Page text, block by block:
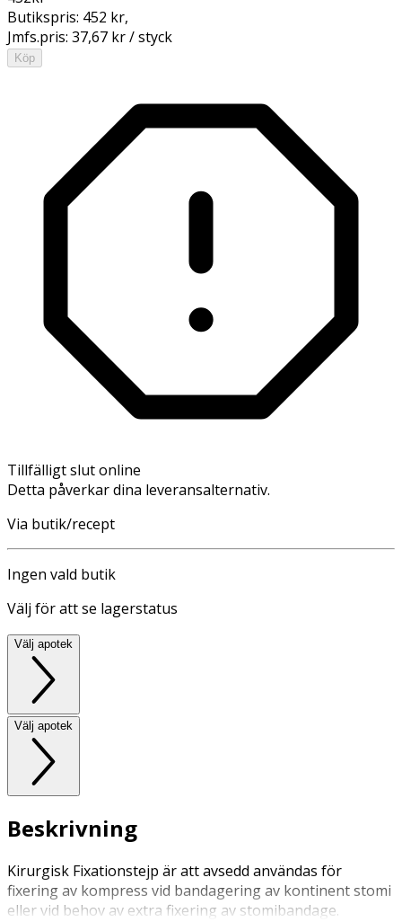
Butikspris: 452 kr,
Jmfs.pris: 37,67 kr / styck
Köp
Tillfälligt slut online
Detta påverkar dina leveransalternativ.
Via butik/recept
Ingen vald butik
Välj för att se lagerstatus
Välj apotek
Välj apotek
Beskrivning
Kirurgisk Fixationstejp är att avsedd användas för
fixering av kompress vid bandagering av kontinent stomi
eller vid behov av extra fixering av stomibandage.